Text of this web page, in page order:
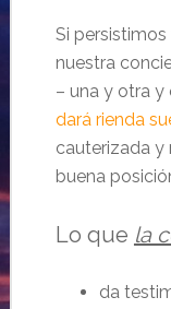
Si
nuestra
– una y otra y
dará rienda
cauterizada y
buena
Lo que la
da